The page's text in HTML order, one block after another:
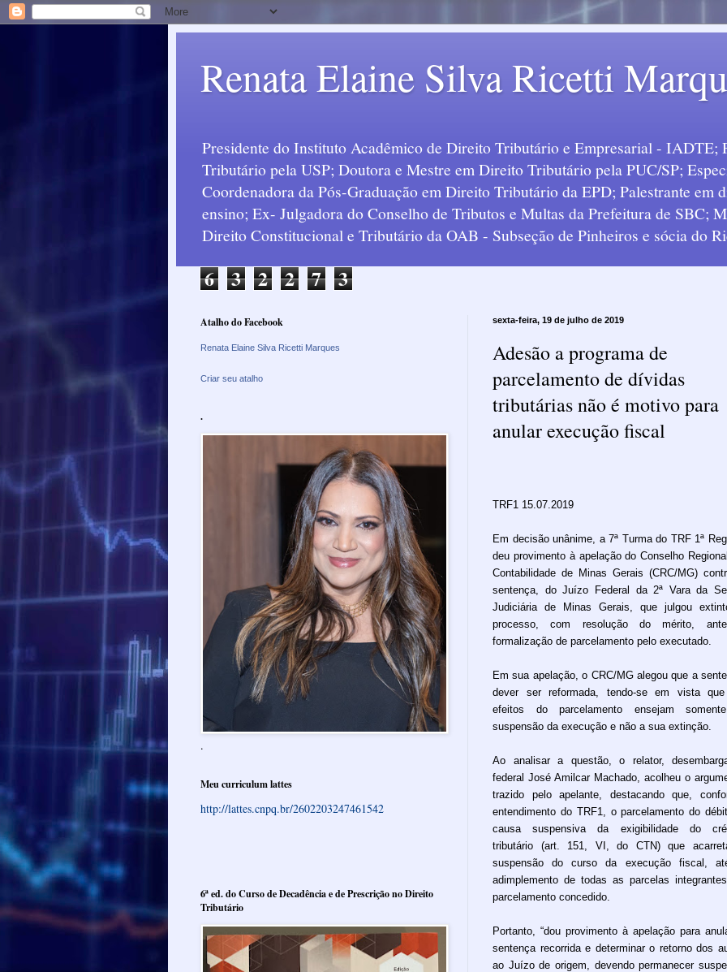
Renata Elaine Silva Ricetti
Presidente do Instituto Acadêmico de Direito Tributário e Empresarial - IADTE;
Tributário pela USP; Doutora e Mestre em Direito Tributário pela PUC/SP;
Coordenadora da Pós-Graduação em Direito Tributário da EPD; Palestrante em
ensino; Ex- Julgadora do Conselho de Tributos e Multas da Prefeitura de SBC;
Direito Constitucional e Tributário da OAB - Subseção de Pinheiros e sócia do
6 3 2 2 7 3
sexta-feira, 19 de julho de 2019
Adesão a programa de
parcelamento de dívidas
tributárias não é motivo para
anular execução fiscal
TRF1 15.07.2019
Em decisão unânime, a 7ª Turma do TRF 1ª
deu provimento à apelação do Conselho
Contabilidade de Minas Gerais (CRC/MG)
sentença, do Juízo Federal da 2ª Vara da
Judiciária de Minas Gerais, que julgou
processo, com resolução do mérito,
formalização de parcelamento pelo executado.
Em sua apelação, o CRC/MG alegou que a
dever ser reformada, tendo-se em vista
efeitos do parcelamento ensejam
suspensão da execução e não a sua extinção.
Ao analisar a questão, o relator,
federal José Amilcar Machado, acolheu o
trazido pelo apelante, destacando que,
entendimento do TRF1, o parcelamento do
causa suspensiva da exigibilidade do
tributário (art. 151, VI, do CTN) que
suspensão do curso da execução fiscal,
adimplemento de todas as parcelas
parcelamento concedido.
Portanto, “dou provimento à apelação para
sentença recorrida e determinar o retorno dos
ao Juízo de origem, devendo permanecer
Atalho do Facebook
Renata Elaine Silva Ricetti Marques
Criar seu atalho
.
.
Meu curriculum lattes
http://lattes.cnpq.br/2602203247461542
6ª ed. do Curso de Decadência e de Prescrição no Direito
Tributário